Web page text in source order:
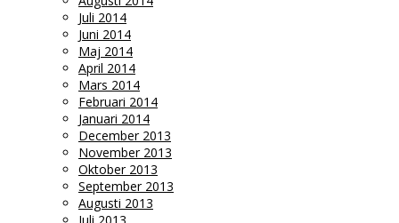
Juli 2014
Juni 2014
Maj 2014
April 2014
Mars 2014
Februari 2014
Januari 2014
December 2013
November 2013
Oktober 2013
September 2013
Augusti 2013